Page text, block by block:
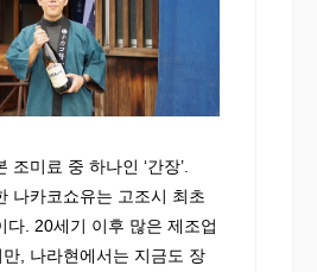
조미료 중 하나인 ‘간장’.
나카코쇼유는 고조시 최초
다. 20세기 이후 많은 제조업
, 나라현에서는 지금도 장